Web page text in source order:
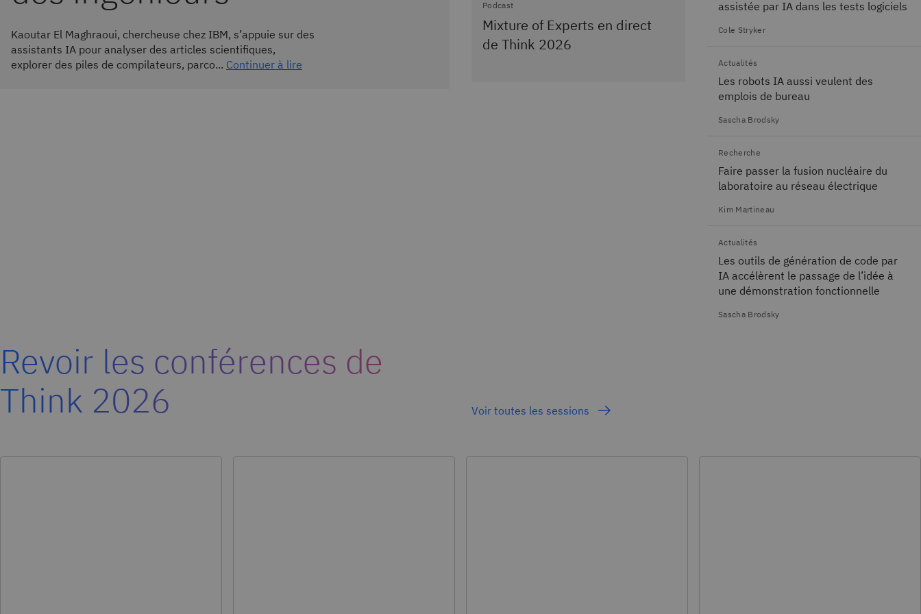
Kaoutar El Maghraoui, chercheuse chez IBM, s’appuie sur des
assistants IA pour analyser des articles scientifiques,
explorer des piles de compilateurs, parco... Continuer à lire
Podcast
Mixture of Experts en direct
de Think 2026
assistée par IA dans les tests logiciels
Cole Stryker
Actualités
Les robots IA aussi veulent des
emplois de bureau
Sascha Brodsky
Recherche
Faire passer la fusion nucléaire du
laboratoire au réseau électrique
Kim Martineau
Actualités
Les outils de génération de code par
IA accélèrent le passage de l’idée à
une démonstration fonctionnelle
Sascha Brodsky
Revoir les conférences de
Think 2026
Voir toutes les sessions